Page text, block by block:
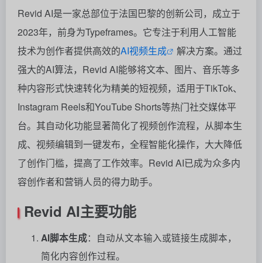
Revid AI是一家总部位于法国巴黎的创新公司，成立于
2023年，前身为Typeframes。它专注于利用人工智能
技术为创作者提供高效的AI视频生成
解决方案。通过
强大的AI算法，Revid AI能够将文本、图片、音乐等多
种内容形式快速转化为精美的短视频，适用于TikTok、
Instagram Reels和YouTube Shorts等热门社交媒体平
台。其自动化功能显著简化了视频创作流程，从脚本生
成、视频编辑到一键发布，全程智能化操作，大大降低
了创作门槛，提高了工作效率。Revid AI已成为众多内
容创作者和营销人员的得力助手。
Revid AI主要功能
AI脚本生成：自动从文本输入或链接生成脚本，
简化内容创作过程。